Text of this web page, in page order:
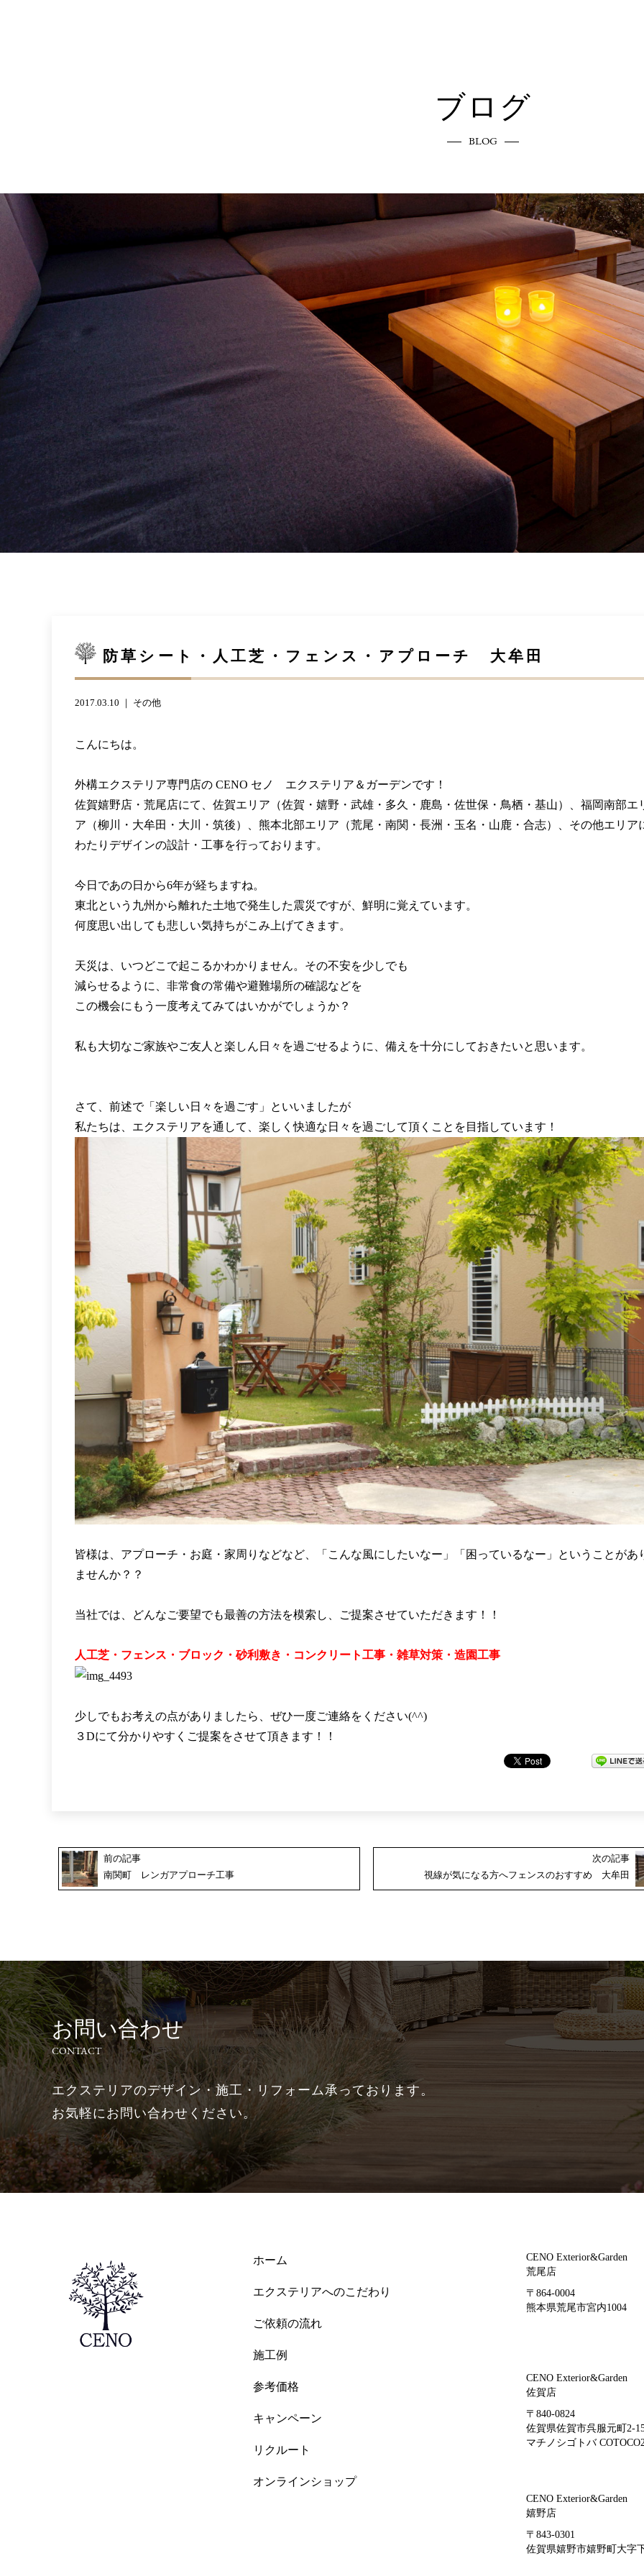
ホーム
HOME
エクステリアへのこだわり
COMMITMENT
参考価格
REFERENCE PRICE
キャンペーン
CAMPAIGN
リクルート
RECRUIT
会社概要
ABOUT
ブログ お知らせ
ブログ
BLOG
防草シート・人工芝・フェンス・アプローチ 大牟田
2017.03.10 ｜ その他
こんにちは。
外構エクステリア専門店の CENO セノ エクステリア＆ガーデンです！
佐賀嬉野店・荒尾店にて、佐賀エリア（佐賀・嬉野・武雄・多久・鹿島・佐世保・鳥栖・基山）、福岡南部エ
ア（柳川・大牟田・大川・筑後）、熊本北部エリア（荒尾・南関・長洲・玉名・山鹿・合志）、その他エリア
わたりデザインの設計・工事を行っております。
今日であの日から6年が経ちますね。
東北という九州から離れた土地で発生した震災ですが、鮮明に覚えています。
何度思い出しても悲しい気持ちがこみ上げてきます。
天災は、いつどこで起こるかわかりません。その不安を少しでも
減らせるように、非常食の常備や避難場所の確認などを
この機会にもう一度考えてみてはいかがでしょうか？
私も大切なご家族やご友人と楽しん日々を過ごせるように、備えを十分にしておきたいと思います。
さて、前述で「楽しい日々を過ごす」といいましたが
私たちは、エクステリアを通して、楽しく快適な日々を過ごして頂くことを目指しています！
皆様は、アプローチ・お庭・家周りなどなど、「こんな風にしたいなー」「困っているなー」ということがあ
ませんか？？
当社では、どんなご要望でも最善の方法を模索し、ご提案させていただきます！！
人工芝・フェンス・ブロック・砂利敷き・コンクリート工事・雑草対策・造園工事
少しでもお考えの点がありましたら、ぜひ一度ご連絡をください(^^)
３Dにて分かりやすくご提案をさせて頂きます！！
前の記事
南関町 レンガアプローチ工事
次の記事
視線が気になる方へフェンスのおすすめ 大牟田
お問い合わせ
CONTACT
エクステリアのデザイン・施工・リフォーム承っております。
お気軽にお問い合わせください。
ホーム
エクステリアへのこだわり
ご依頼の流れ
施工例
参考価格
キャンペーン
リクルート
オンラインショップ
CENO Exterior&Garden
荒尾店
〒864-0004
熊本県荒尾市宮内1004
CENO Exterior&Garden
佐賀店
〒840-0824
佐賀県佐賀市呉服元町2-
マチノシゴトバ
CENO Exterior&Garden
嬉野店
〒843-0301
佐賀県嬉野市嬉野町大字